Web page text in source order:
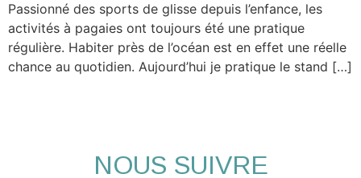
Passionné des sports de glisse depuis l’enfance, les
activités à pagaies ont toujours été une pratique
régulière. Habiter près de l’océan est en effet une réelle
chance au quotidien. Aujourd’hui je pratique le stand […]
NOUS SUIVRE